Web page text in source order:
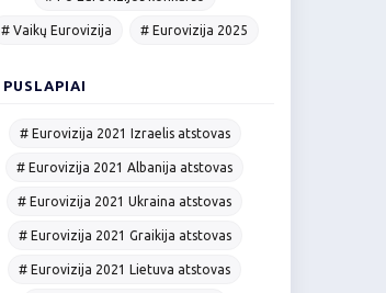
# Vaikų Eurovizija # Eurovizija 2025
PUSLAPIAI
# Eurovizija 2021 Izraelis atstovas
# Eurovizija 2021 Albanija atstovas
# Eurovizija 2021 Ukraina atstovas
# Eurovizija 2021 Graikija atstovas
# Eurovizija 2021 Lietuva atstovas